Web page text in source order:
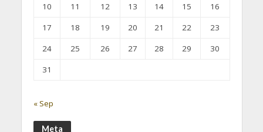
10
11 12 13 14 15
16
17
18 19 20 21 22
23
24
25 26 27 28 29
30
31
« Sep
Meta